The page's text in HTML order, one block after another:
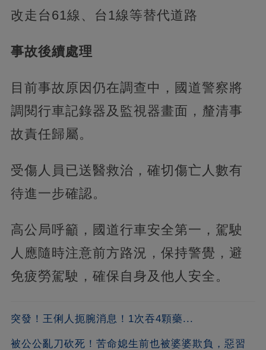
改走台61線、台1線等替代道路
事故後續處理
目前事故原因仍在調查中，國道警察將
調閱行車記錄器及監視器畫面，釐清事
故責任歸屬。
受傷人員已送醫救治，確切傷亡人數有
待進一步確認。
高公局呼籲，國道行車安全第一，駕駛
人應隨時注意前方路況，保持警覺，避
免疲勞駕駛，確保自身及他人安全。
突發！王俐人扼腕消息！1次吞4顆藥...
被公公亂刀砍死！苦命媳生前也被婆婆欺負，惡習